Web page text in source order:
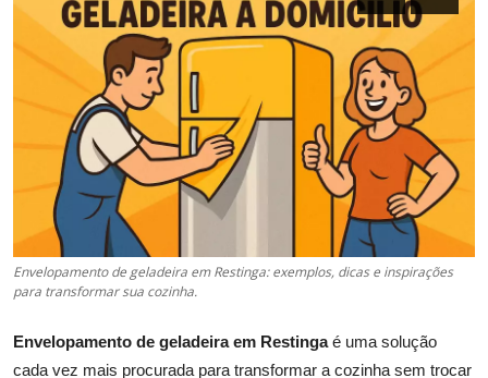
Envelopamento de geladeira em Restinga: exemplos, dicas e inspirações
para transformar sua cozinha.
Envelopamento de geladeira em Restingaé uma solução
cada vez mais procurada para transformar a cozinha sem trocar